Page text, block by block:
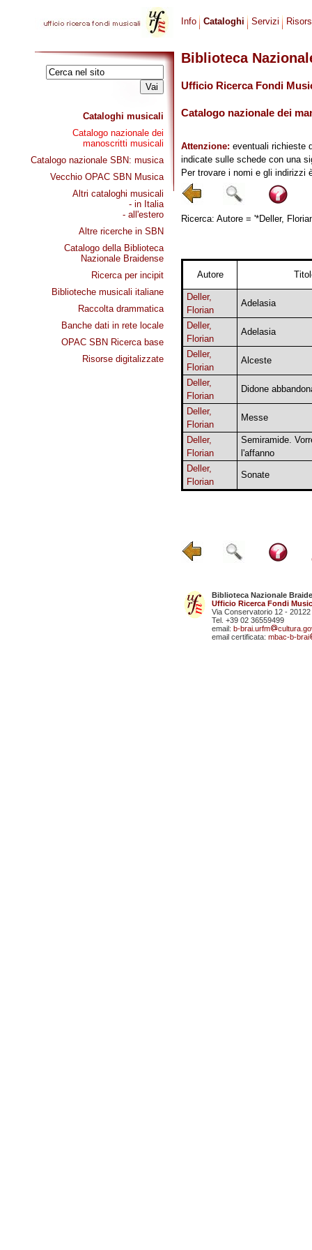
Cataloghi musicali
Catalogo nazionale dei
manoscritti musicali
Catalogo nazionale SBN: musica
Vecchio OPAC SBN Musica
Altri cataloghi musicali
- in Italia
- all'estero
Altre ricerche in SBN
Catalogo della Biblioteca
Nazionale Braidense
Ricerca per incipit
Biblioteche musicali italiane
Raccolta drammatica
Banche dati in rete locale
OPAC SBN Ricerca base
Risorse digitalizzate
Info Cataloghi Servizi
Biblioteca
Ufficio Ricerca Fondi
Catalogo nazionale dei
Attenzione: eventuali richieste
indicate sulle schede con una
Per trovare i nomi e gli indirizzi
Ricerca: Autore = '*Deller,
Autore
Deller,
Florian
Adelasia
Deller,
Florian
Adelasia
Deller,
Florian
Alceste
Deller,
Florian
Didone
Deller,
Florian
Messe
Deller,
Florian
Semiramide.
l'affanno
Deller,
Florian
Sonate
Biblioteca Nazionale
Ufficio Ricerca Fondi
Via Conservatorio 12 - 20122
Tel. +39 02 36559499
email: b-brai.urfm
email certificata: mbac-b-brai